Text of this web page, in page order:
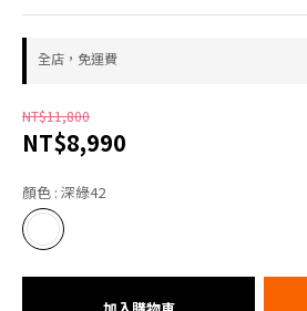
全店，免運費
NT$11,800
NT$8,990
顏色 : 深綠42